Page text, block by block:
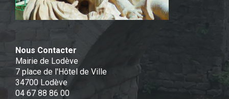
Nous Contacter
Mairie de Lodève
7 place de l'Hôtel de Ville
34700 Lodève
04 67 88 86 00